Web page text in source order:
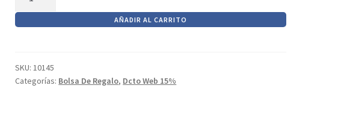
AÑADIR AL CARRITO
SKU:10145
Categorías: Bolsa De Regalo, Dcto Web 15%